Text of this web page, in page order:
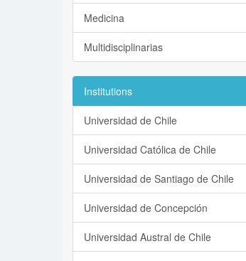
Medicina
Multidisciplinarias
Institutions
Universidad de Chile
Universidad Católica de Chile
Universidad de Santiago de Chile
Universidad de Concepción
Universidad Austral de Chile